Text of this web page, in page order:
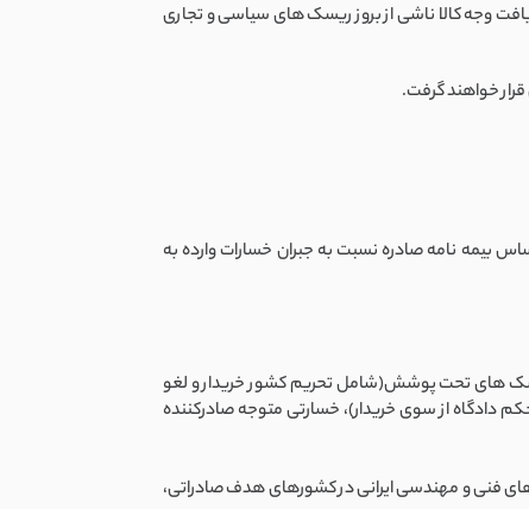
وجه کالا ناشی از بروز ریسک های سیاسی و تجاری
قرار خواهند گرفت.
بیمه نامه صادره نسبت به جبران خسارات وارده به
ریسک های تحت پوشش(شامل تحریم کشور خریدار و لغو
دادگاه از سوی خریدار)، خسارتی متوجه صادرکننده
فنی و مهندسی ایرانی در کشورهای هدف صادراتی،